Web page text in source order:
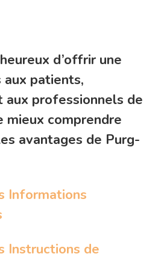
d’offrir une
aux patients,
aux professionnels de
mieux comprendre
avantages de Purg-
Informations
Instructions de